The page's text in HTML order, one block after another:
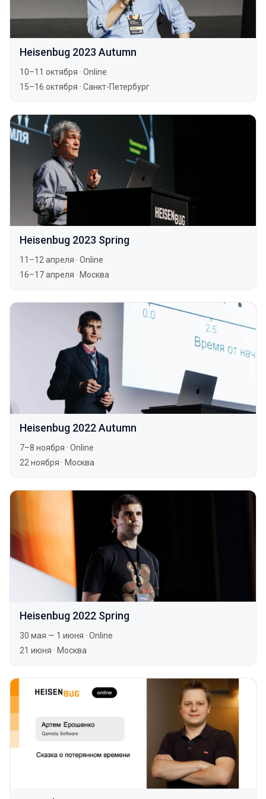
Heisenbug 2023 Autumn
10–11 октября · Online
15–16 октября · Санкт-Петербург
Heisenbug 2023 Spring
11–12 апреля · Online
16–17 апреля · Москва
Heisenbug 2022 Autumn
7–8 ноября · Online
22 ноября · Москва
Heisenbug 2022 Spring
30 мая — 1 июня · Online
21 июня · Москва